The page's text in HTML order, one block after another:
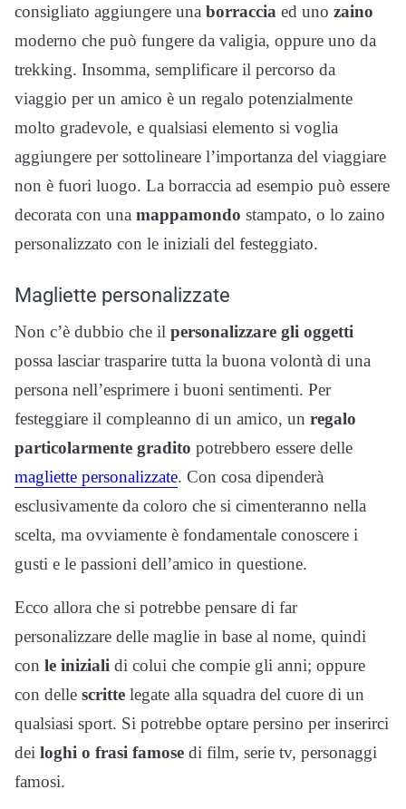
consigliato aggiungere una borraccia ed uno zaino
moderno che può fungere da valigia, oppure uno da
trekking. Insomma, semplificare il percorso da
viaggio per un amico è un regalo potenzialmente
molto gradevole, e qualsiasi elemento si voglia
aggiungere per sottolineare l’importanza del viaggiare
non è fuori luogo. La borraccia ad esempio può essere
decorata con una mappamondo stampato, o lo zaino
personalizzato con le iniziali del festeggiato.
Magliette personalizzate
Non c’è dubbio che il personalizzare gli oggetti
possa lasciar trasparire tutta la buona volontà di una
persona nell’esprimere i buoni sentimenti. Per
festeggiare il compleanno di un amico, un regalo
particolarmente gradito potrebbero essere delle
magliette personalizzate. Con cosa dipenderà
esclusivamente da coloro che si cimenteranno nella
scelta, ma ovviamente è fondamentale conoscere i
gusti e le passioni dell’amico in questione.
Ecco allora che si potrebbe pensare di far
personalizzare delle maglie in base al nome, quindi
con le iniziali di colui che compie gli anni; oppure
con delle scritte legate alla squadra del cuore di un
qualsiasi sport. Si potrebbe optare persino per inserirci
dei loghi o frasi famose di film, serie tv, personaggi
famosi.